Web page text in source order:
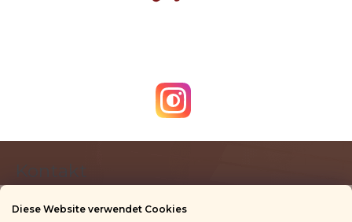
Diese Website verwendet Cookies
ß
Kontakt